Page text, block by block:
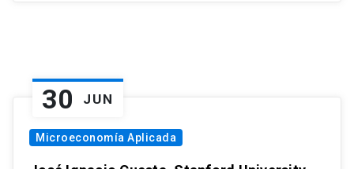
30 JUN
Microeconomía Aplicada